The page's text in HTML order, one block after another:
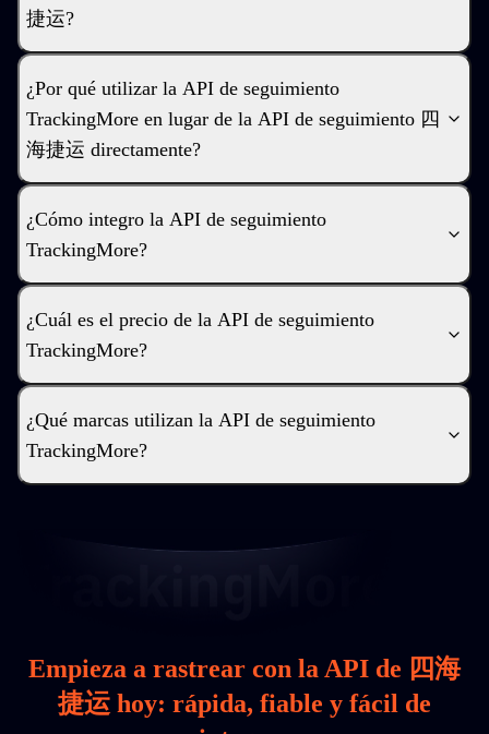
捷运?
¿Por qué utilizar la API de seguimiento
TrackingMore en lugar de la API de seguimiento 四
海捷运 directamente?
¿Cómo integro la API de seguimiento
TrackingMore?
¿Cuál es el precio de la API de seguimiento
TrackingMore?
¿Qué marcas utilizan la API de seguimiento
TrackingMore?
Empieza a rastrear con la API de 四海
捷运 hoy: rápida, fiable y fácil de